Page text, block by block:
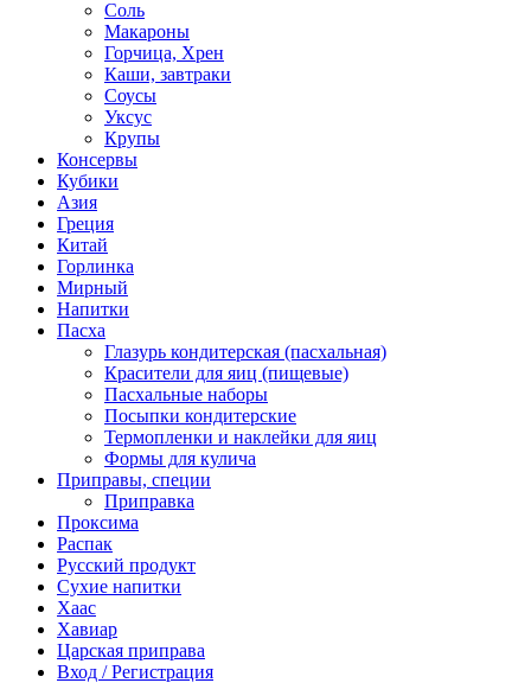
Соль
Макароны
Горчица, Хрен
Каши, завтраки
Соусы
Уксус
Крупы
Консервы
Кубики
Азия
Греция
Китай
Горлинка
Мирный
Напитки
Пасха
Глазурь кондитерская (пасхальная)
Красители для яиц (пищевые)
Пасхальные наборы
Посыпки кондитерские
Термопленки и наклейки для яиц
Формы для кулича
Приправы, специи
Приправка
Проксима
Распак
Русский продукт
Сухие напитки
Хаас
Хавиар
Царская приправа
Вход / Регистрация